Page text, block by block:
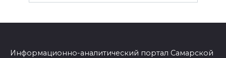
Информационно-аналитический портал Самарской